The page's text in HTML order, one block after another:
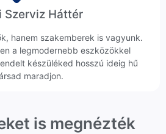
Szerviz Háttér
hanem szakemberek is vagyunk.
a legmodernebb eszközökkel
készüléked hosszú ideig hű
maradjon.
is megnézték